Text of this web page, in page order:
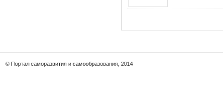
© Портал саморазвития и самообразования, 2014